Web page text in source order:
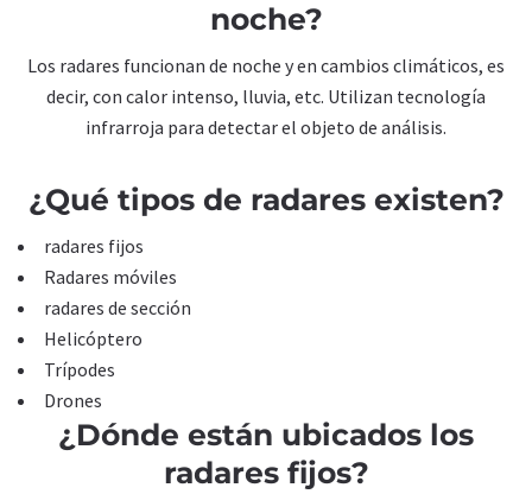
noche?
Los radares funcionan de noche y en cambios climáticos, es
decir, con calor intenso, lluvia, etc. Utilizan tecnología
infrarroja para detectar el objeto de análisis.
¿Qué tipos de radares existen?
radares fijos
Radares móviles
radares de sección
Helicóptero
Trípodes
Drones
¿Dónde están ubicados los
radares fijos?